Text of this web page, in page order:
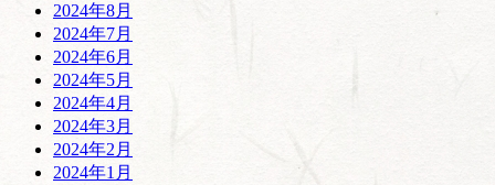
2024年8月
2024年7月
2024年6月
2024年5月
2024年4月
2024年3月
2024年2月
2024年1月